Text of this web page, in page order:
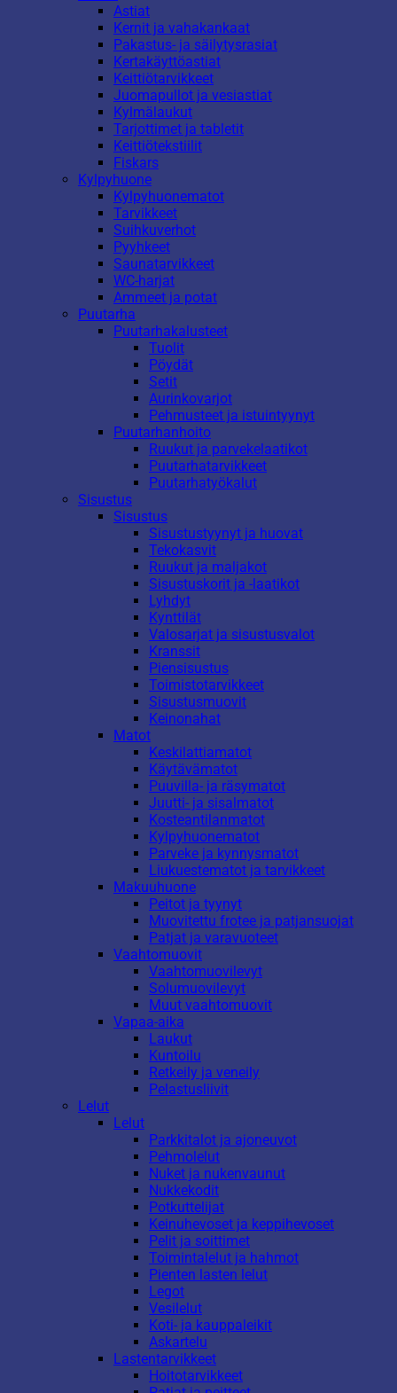
Astiat
Kernit ja vahakankaat
Pakastus- ja säilytysrasiat
Kertakäyttöastiat
Keittiötarvikkeet
Juomapullot ja vesiastiat
Kylmälaukut
Tarjottimet ja tabletit
Keittiötekstiilit
Fiskars
Kylpyhuone
Kylpyhuonematot
Tarvikkeet
Suihkuverhot
Pyyhkeet
Saunatarvikkeet
WC-harjat
Ammeet ja potat
Puutarha
Puutarhakalusteet
Tuolit
Pöydät
Setit
Aurinkovarjot
Pehmusteet ja istuintyynyt
Puutarhanhoito
Ruukut ja parvekelaatikot
Puutarhatarvikkeet
Puutarhatyökalut
Sisustus
Sisustus
Sisustustyynyt ja huovat
Tekokasvit
Ruukut ja maljakot
Sisustuskorit ja -laatikot
Lyhdyt
Kynttilät
Valosarjat ja sisustusvalot
Kranssit
Piensisustus
Toimistotarvikkeet
Sisustusmuovit
Keinonahat
Matot
Keskilattiamatot
Käytävämatot
Puuvilla- ja räsymatot
Juutti- ja sisalmatot
Kosteantilanmatot
Kylpyhuonematot
Parveke ja kynnysmatot
Liukuestematot ja tarvikkeet
Makuuhuone
Peitot ja tyynyt
Muovitettu frotee ja patjansuojat
Patjat ja varavuoteet
Vaahtomuovit
Vaahtomuovilevyt
Solumuovilevyt
Muut vaahtomuovit
Vapaa-aika
Laukut
Kuntoilu
Retkeily ja veneily
Pelastusliivit
Lelut
Lelut
Parkkitalot ja ajoneuvot
Pehmolelut
Nuket ja nukenvaunut
Nukkekodit
Potkuttelijat
Keinuhevoset ja keppihevoset
Pelit ja soittimet
Toimintalelut ja hahmot
Pienten lasten lelut
Legot
Vesilelut
Koti- ja kauppaleikit
Askartelu
Lastentarvikkeet
Hoitotarvikkeet